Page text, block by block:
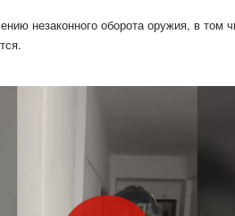
незаконного оборота оружия, в том